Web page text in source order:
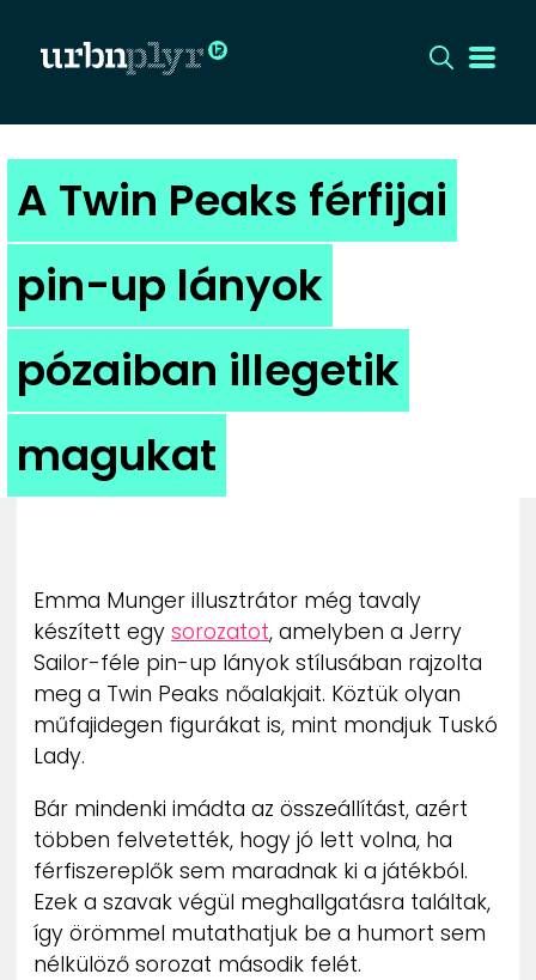
CÍMLAP
DIZÁJN
DIVAT
HIP
KULT
UTCA
IMPRESSZUM
PR-ARCHÍVUM
ADATKEZELÉSI TÁJÉKOZTATÓ
A Twin Peaks férfijai
pin-up lányok
pózaiban illegetik
magukat
Emma Munger illusztrátor még tavaly
készített egy sorozatot, amelyben a Jerry
Sailor-féle pin-up lányok stílusában rajzolta
meg a Twin Peaks nőalakjait. Köztük olyan
műfajidegen figurákat is, mint mondjuk Tuskó
Lady.
Bár mindenki imádta az összeállítást, azért
többen felvetették, hogy jó lett volna, ha
férfiszereplők sem maradnak ki a játékból.
Ezek a szavak végül meghallgatásra találtak,
így örömmel mutathatjuk be a humort sem
nélkülöző sorozat második felét.